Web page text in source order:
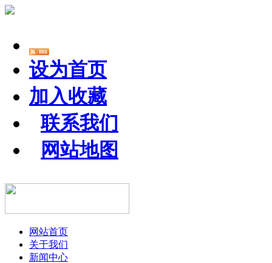
设为首页
加入收藏
联系我们
网站地图
网站首页
关于我们
新闻中心